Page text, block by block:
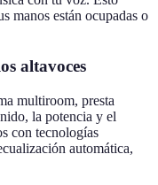
manos están ocupadas o
altavoces
multiroom, presta
la potencia y el
con tecnologías
automática,